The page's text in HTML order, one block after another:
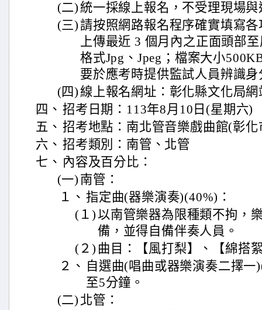
(二)統一採線上報名，不受理現場
(三) 請按照網路報名程序確實填寫
上傳最近 3 個月內之正面頭部
格式Jpg、Jpeg；檔案大小
要於應考時提供監試人員辨識
(四)線上報名網址：彰化縣文化局
四、 招考日期：113年8月10日(星期六)
五、 招考地點：南北管音樂戲曲館(彰
六、 招考類別：南管、北管
七、 內容及百分比：
(一) 南管：
１、 指定曲(器樂演奏)(40%)：
(１) 以南管樂器為限種類不拘，
備，並得自備伴奏人員。
(２) 曲目：【風打梨】、【綿搭
２、 自選曲(唱曲或器樂演奏二擇
至5分鐘。
(二) 北管：